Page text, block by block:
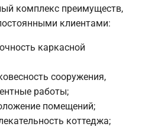
комплекс преимуществ,
клиентами:
каркасной
сооружения,
работы;
помещений;
коттеджа;